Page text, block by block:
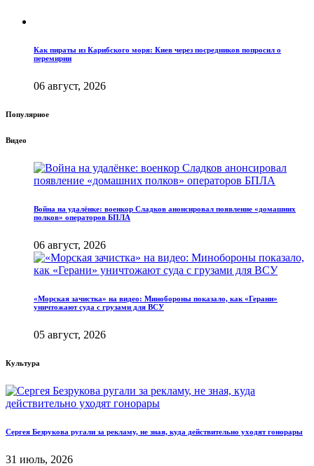
Как пираты из Карибского моря: Киев через посредников попросил о
перемирии
06 август, 2026
Популярное
Видео
Война на удалёнке: военкор Сладков анонсировал появление «домашних
полков» операторов БПЛА
06 август, 2026
«Морская зачистка» на видео: Минобороны показало, как «Герани»
уничтожают суда с грузами для ВСУ
05 август, 2026
Культура
Сергея Безрукова ругали за рекламу, не зная, куда действительно уходят гонорары
31 июль, 2026